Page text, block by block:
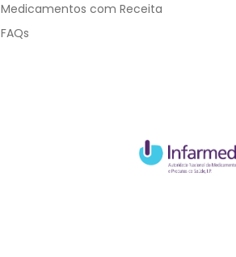
Medicamentos com Receita
FAQs